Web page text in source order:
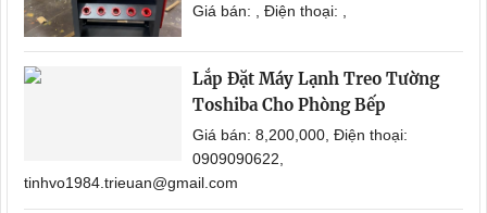
Giá bán: , Điện thoại: ,
Lắp Đặt Máy Lạnh Treo Tường
Toshiba Cho Phòng Bếp
Giá bán: 8,200,000, Điện thoại:
0909090622,
tinhvo1984.trieuan@gmail.com